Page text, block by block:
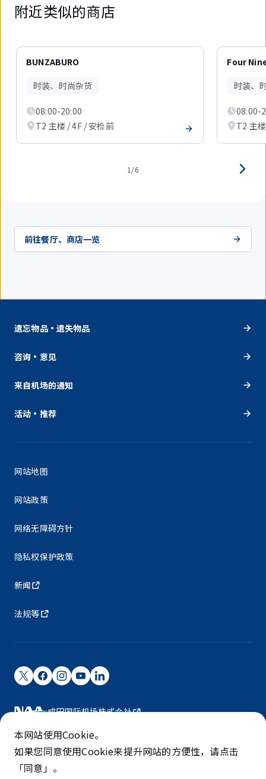
附近类似的商店
BUNZABURO
时装、时尚杂货
08:00-20:00
T2 主楼 / 4F / 安检前
Four
时装、
08:00-
T2 主
1/6
前往餐厅、商店一览
遗忘物品・遗失物品
咨询・意见
来自机场的通知
活动・推荐
网站地图
网站政策
网络无障碍方针
隐私权保护政策
新闻
法规等
成田国际机场株式会社
成田国际机场由NAA运营。
©NARITA INTERNATIONAL AIRPORT CORPORATION
SKYTRAX
本网站使用Cookie。
如果您同意使用Cookie来提升网站的方便性，请点击
「同意」。